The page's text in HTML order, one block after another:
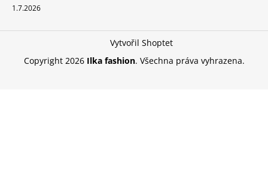
1.7.2026
Vytvořil Shoptet
Copyright 2026 Ilka fashion. Všechna práva vyhrazena.